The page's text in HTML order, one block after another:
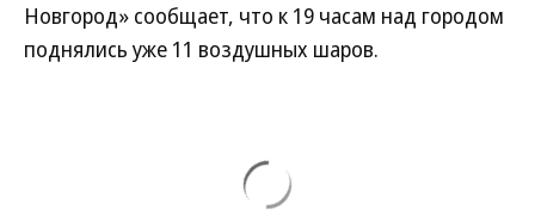
Новгород» сообщает, что к 19 часам над городом
поднялись уже 11 воздушных шаров.